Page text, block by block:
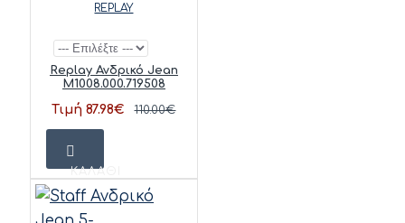
REPLAY
Replay Ανδρικό Jean
M1008.000.719508
Τιμή 87.98€ 110.00€
ΚΑΛΆΘΙ